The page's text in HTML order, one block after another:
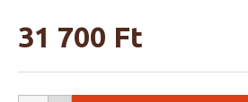
31 700 Ft